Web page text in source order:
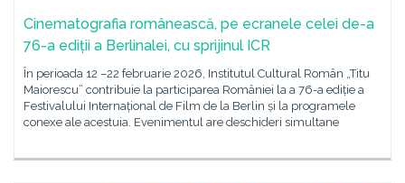
Cinematografia românească, pe ecranele celei de-a
76-a ediții a Berlinalei, cu sprijinul ICR
În perioada 12 –22 februarie 2026, Institutul Cultural Român „Titu
Maiorescu” contribuie la participarea României la a 76-a ediție a
Festivalului Internațional de Film de la Berlin și la programele
conexe ale acestuia. Evenimentul are deschideri simultane